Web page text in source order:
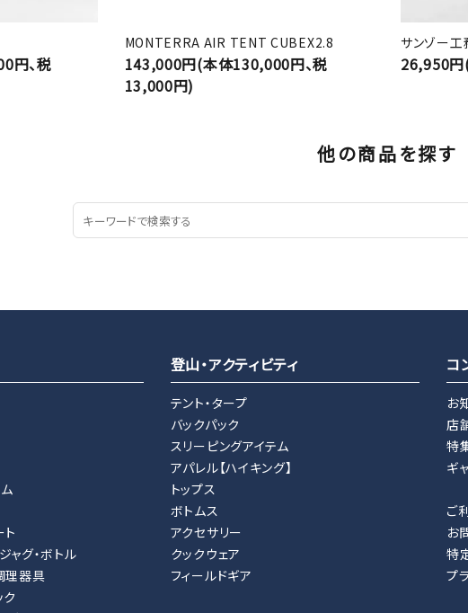
円、税
MONTERRA AIR TENT CUBEX2.8
143,000円(本体130,000円、税
13,000円)
サンゾー
26,950円
他の商品を探す
ト
ャグ・ボトル
理器具
ク
登山・アクティビティ
テント・タープ
バックパック
スリーピングアイテム
アパレル【ハイキング】
トップス
ボトムス
アクセサリー
クックウェア
フィールドギア
コ
お
店
特
ギ
ご
お
特
プ